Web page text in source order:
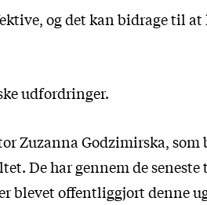
og det kan bidrage til at
udfordringer.
Zuzanna Godzimirska, som
De har gennem de seneste
blevet offentliggjort denne